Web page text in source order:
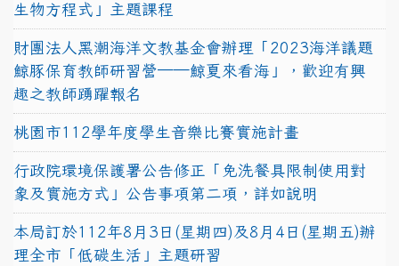
生物方程式」主題課程
財團法人黑潮海洋文教基金會辦理「2023海洋議題
鯨豚保育教師研習營──鯨夏來看海」，歡迎有興
趣之教師踴躍報名
桃園市112學年度學生音樂比賽實施計畫
行政院環境保護署公告修正「免洗餐具限制使用對
象及實施方式」公告事項第二項，詳如說明
本局訂於112年8月3日(星期四)及8月4日(星期五)辦
理全市「低碳生活」主題研習